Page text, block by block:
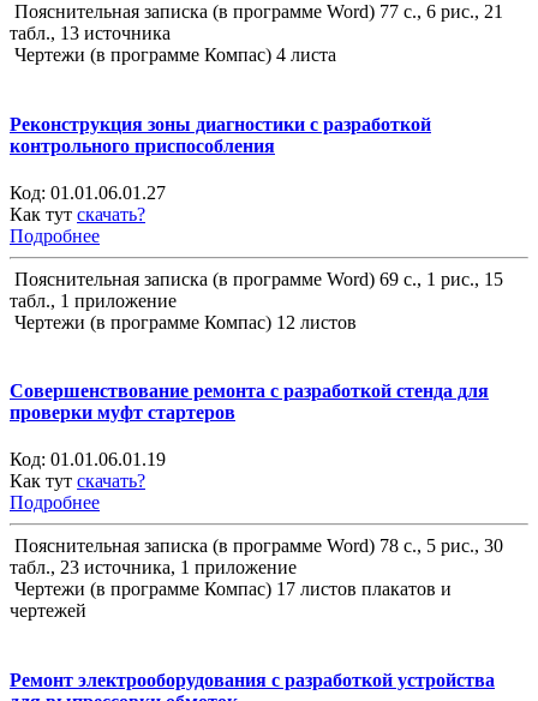
Пояснительная записка (в программе Word) 77 с., 6 рис., 21
табл., 13 источника
Чертежи (в программе Компас) 4 листа
Реконструкция зоны диагностики с разработкой
контрольного приспособления
Код: 01.01.06.01.27
Как тут скачать?
Подробнее
Пояснительная записка (в программе Word) 69 с., 1 рис., 15
табл., 1 приложение
Чертежи (в программе Компас) 12 листов
Совершенствование ремонта с разработкой стенда для
проверки муфт стартеров
Код: 01.01.06.01.19
Как тут скачать?
Подробнее
Пояснительная записка (в программе Word) 78 с., 5 рис., 30
табл., 23 источника, 1 приложение
Чертежи (в программе Компас) 17 листов плакатов и
чертежей
Ремонт электрооборудования с разработкой устройства